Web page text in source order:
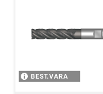
BEST.VARA